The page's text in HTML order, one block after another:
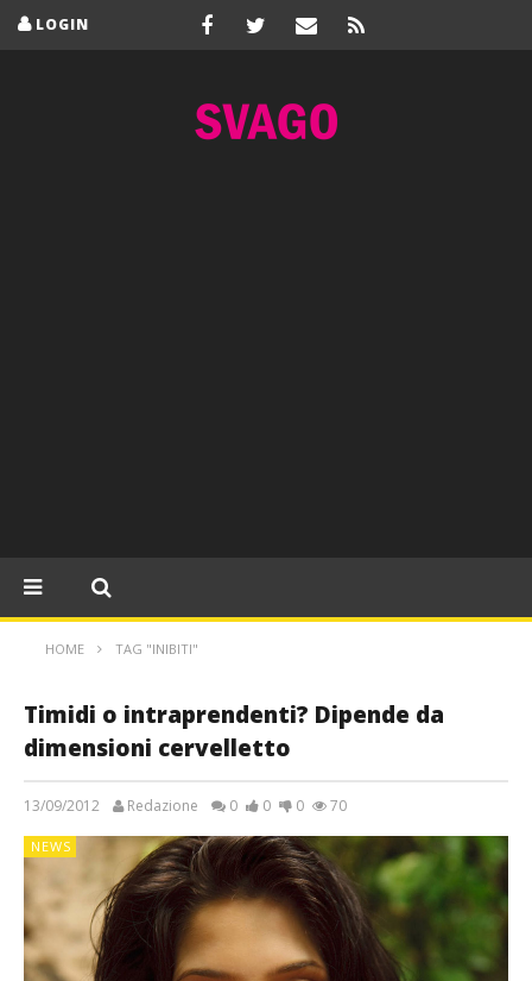
LOGIN
HOME TAG "INIBITI"
Timidi o intraprendenti? Dipende da
dimensioni cervelletto
13/09/2012 Redazione 0 0 0 70
NEWS